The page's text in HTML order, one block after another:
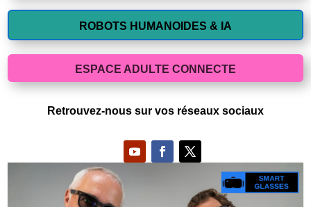
ROBOTS HUMANOIDES & IA
ESPACE ADULTE CONNECTE
Retrouvez-nous sur vos réseaux sociaux